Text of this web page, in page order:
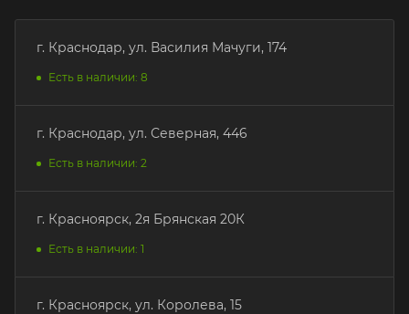
г. Краснодар, ул. Василия Мачуги, 174
Есть в наличии: 8
г. Краснодар, ул. Северная, 446
Есть в наличии: 2
г. Красноярск, 2я Брянская 20К
Есть в наличии: 1
г. Красноярск, ул. Королева, 15